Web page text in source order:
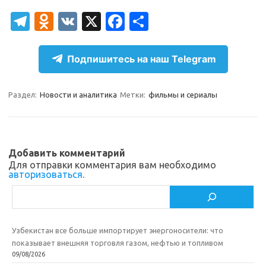
T
el
gr
a
O
d
n
o
kl
ik
i
V
K
X
Fa
c
e
b
o
т
п
р
а
ь
Подпишитесь на наш Telegram
Раздел: Новости и аналитика Метки: фильмы и сериалы
Добавить комментарий
Для отправки комментария вам необходимо
авторизоваться.
Узбекистан все больше импортирует энергоносители: что
показывает внешняя торговля газом, нефтью и топливом
09/08/2026